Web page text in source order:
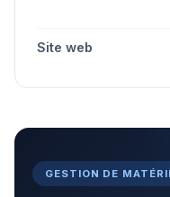
Site web
GESTION DE